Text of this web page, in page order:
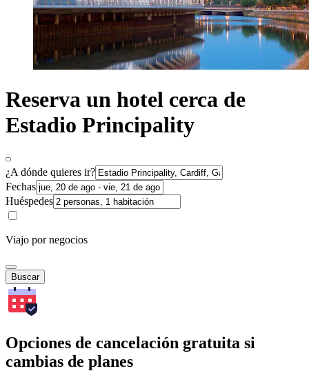
Reserva un hotel cerca de
Estadio Principality
¿A dónde quieres ir?
Fechas
Huéspedes
Viajo por negocios
Buscar
Opciones de cancelación gratuita si
cambias de planes